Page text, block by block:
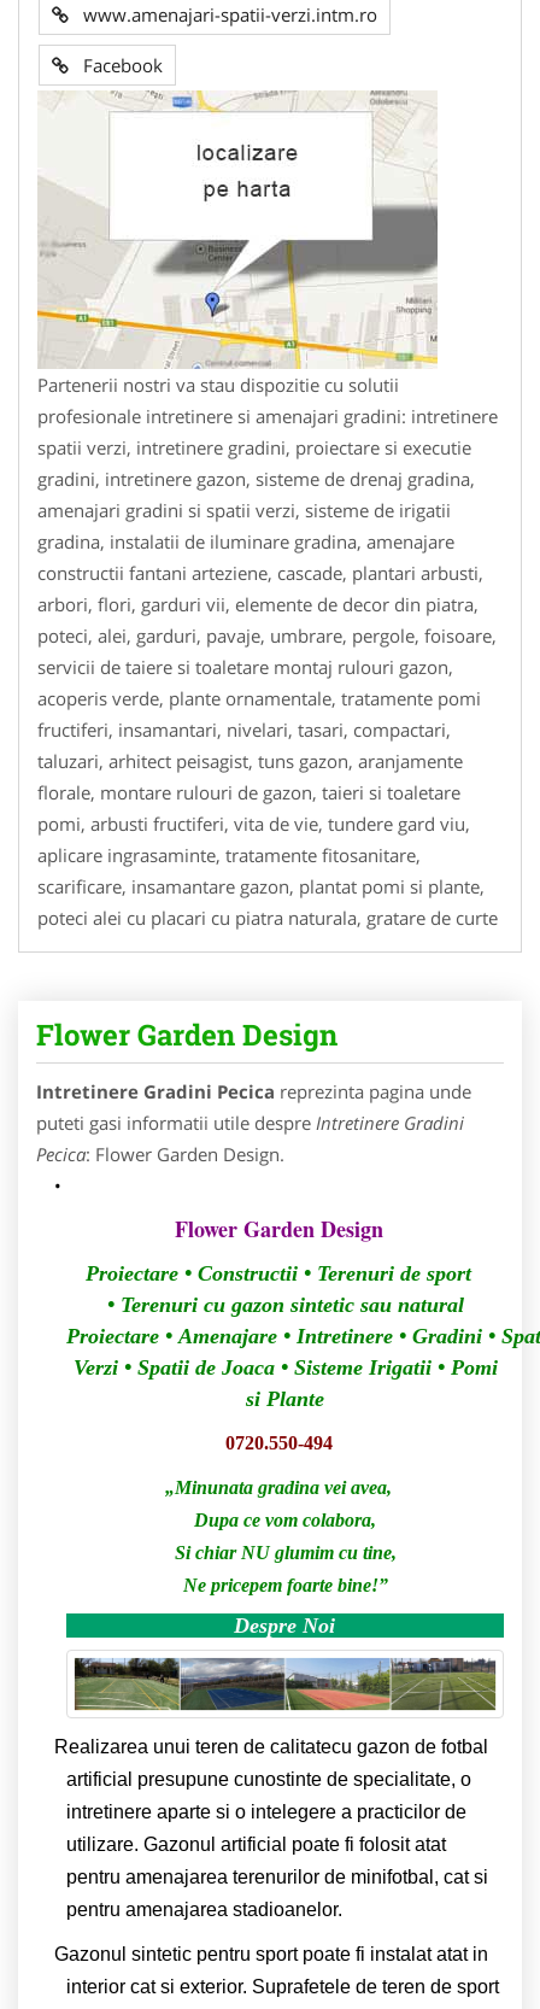
www.amenajari-spatii-verzi.intm.ro
Facebook
Partenerii nostri va stau dispozitie cu solutii
profesionale intretinere si amenajari gradini: intretinere
spatii verzi, intretinere gradini, proiectare si executie
gradini, intretinere gazon, sisteme de drenaj gradina,
amenajari gradini si spatii verzi, sisteme de irigatii
gradina, instalatii de iluminare gradina, amenajare
constructii fantani arteziene, cascade, plantari arbusti,
arbori, flori, garduri vii, elemente de decor din piatra,
poteci, alei, garduri, pavaje, umbrare, pergole, foisoare,
servicii de taiere si toaletare montaj rulouri gazon,
acoperis verde, plante ornamentale, tratamente pomi
fructiferi, insamantari, nivelari, tasari, compactari,
taluzari, arhitect peisagist, tuns gazon, aranjamente
florale, montare rulouri de gazon, taieri si toaletare
pomi, arbusti fructiferi, vita de vie, tundere gard viu,
aplicare ingrasaminte, tratamente fitosanitare,
scarificare, insamantare gazon, plantat pomi si plante,
poteci alei cu placari cu piatra naturala, gratare de curte
Flower Garden Design
Intretinere Gradini Pecica reprezinta pagina unde
puteti gasi informatii utile despre Intretinere Gradini
Pecica: Flower Garden Design.
Flower Garden Design
Proiectare • Constructii • Terenuri de sport
• Terenuri cu gazon sintetic sau natural
Proiectare • Amenajare • Intretinere • Gradini •
Verzi • Spatii de Joaca • Sisteme Irigatii • Pomi
si Plante
0720.550-494
„Minunata gradina vei avea,
Dupa ce vom colabora,
Si chiar NU glumim cu tine,
Ne pricepem foarte bine!”
Despre Noi
Realizarea unui teren de calitatecu gazon de fotbal
artificial presupune cunostinte de specialitate, o
intretinere aparte si o intelegere a practicilor de
utilizare. Gazonul artificial poate fi folosit atat
pentru amenajarea terenurilor de minifotbal, cat si
pentru amenajarea stadioanelor.
Gazonul sintetic pentru sport poate fi instalat atat in
interior cat si exterior. Suprafetele de teren de sport